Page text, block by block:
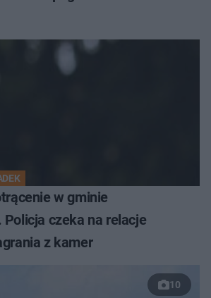
w gminie
Policja czeka na relacje
z kamer
10